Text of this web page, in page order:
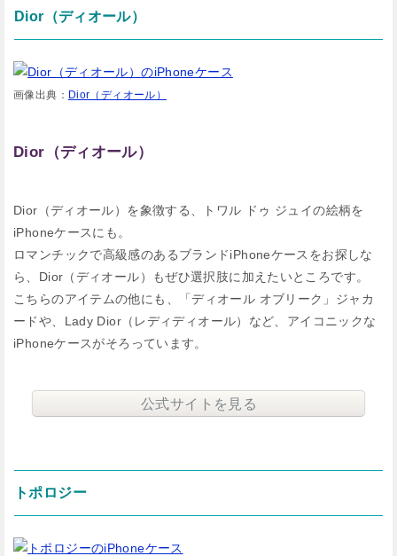
Dior（ディオール）
画像出典： Dior（ディオール）
Dior（ディオール）
Dior（ディオール）を象徴する、トワル ドゥ ジュイの絵柄を
iPhoneケースにも。
ロマンチックで高級感のあるブランドiPhoneケースをお探しな
ら、Dior（ディオール）もぜひ選択肢に加えたいところです。
こちらのアイテムの他にも、「ディオール オブリーク」ジャカ
ードや、Lady Dior（レディディオール）など、アイコニックな
iPhoneケースがそろっています。
公式サイトを見る
トポロジー